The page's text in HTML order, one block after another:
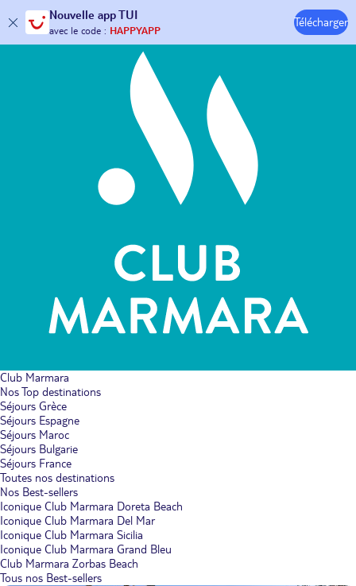
Nouvelle app TUI
30€ offerts*sur votre
avec le code : HAPPYAPP
Télécharger
Hôtels & Clubs
Club Marmara
Nos Top destinations
Séjours Grèce
Séjours Espagne
Séjours Maroc
Séjours Bulgarie
Séjours France
Toutes nos destinations
Nos Best-sellers
Iconique Club Marmara Doreta Beach
Iconique Club Marmara Del Mar
Iconique Club Marmara Sicilia
Iconique Club Marmara Grand Bleu
Club Marmara Zorbas Beach
Tous nos Best-sellers